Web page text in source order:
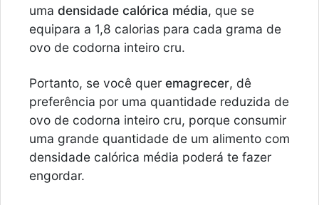
uma densidade calórica média, que se
equipara a 1,8 calorias para cada grama de
ovo de codorna inteiro cru.
Portanto, se você quer emagrecer, dê
preferência por uma quantidade reduzida de
ovo de codorna inteiro cru, porque consumir
uma grande quantidade de um alimento com
densidade calórica média poderá te fazer
engordar.